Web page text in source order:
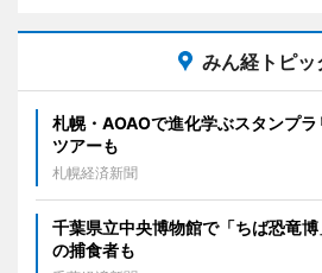
みん経トピッ
札幌・AOAOで進化学ぶスタンプ
ツアーも
札幌経済新聞
千葉県立中央博物館で「ちば恐竜
の捕食者も